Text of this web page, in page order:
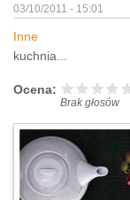
03/10/2011 - 15:01
Inne
kuchnia...
Ocena:
Brak głosów